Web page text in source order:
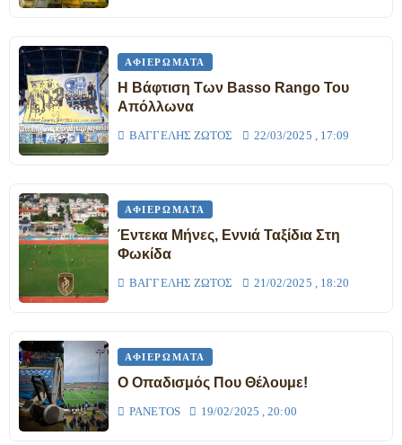
ΑΦΙΕΡΏΜΑΤΑ
Η Βάφτιση Των Basso Rango Του
Απόλλωνα
ΒΑΓΓΈΛΗΣ ΖΏΤΟΣ 22/03/2025 , 17:09
ΑΦΙΕΡΏΜΑΤΑ
Έντεκα Μήνες, Εννιά Ταξίδια Στη
Φωκίδα
ΒΑΓΓΈΛΗΣ ΖΏΤΟΣ 21/02/2025 , 18:20
ΑΦΙΕΡΏΜΑΤΑ
Ο Οπαδισμός Που Θέλουμε!
PANETOS 19/02/2025 , 20:00